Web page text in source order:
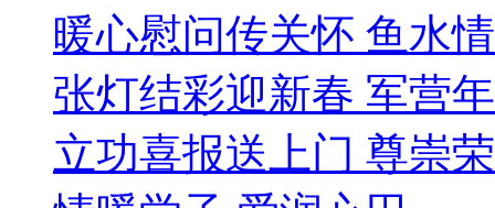
暖心慰问传关怀 鱼水
张灯结彩迎新春 军营
立功喜报送上门 尊崇